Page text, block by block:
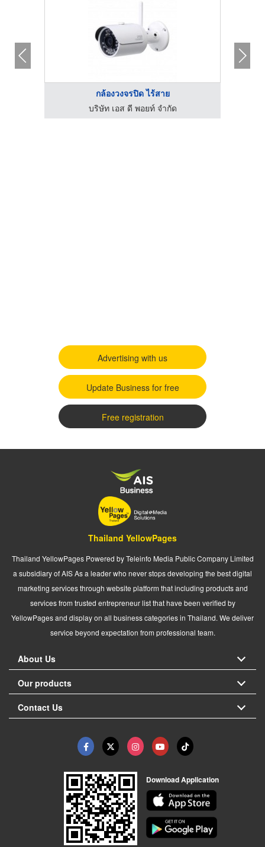
กล้องวงจรปิด ไร้สาย
บริษัท เอส ดี พอยท์ จำกัด
Advertising with us
Update Business for free
Free registration
Thailand YellowPages
Thailand YellowPages Powered by Teleinfo Media Public Company Limited
a subsidiary of AIS As a leader who never stops developing the best digital
marketing services through website platform that including products and
services from trusted entrepreneur list that have been verified by
YellowPages and display on all business categories in Thailand. We deliver
service beyond expectation from professional team.
About Us
Our products
Contact Us
Download Application